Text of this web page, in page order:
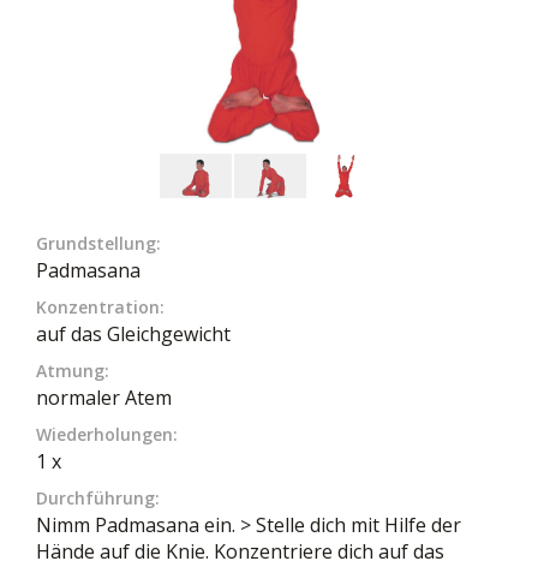
Grundstellung:
Padmasana
Konzentration:
auf das Gleichgewicht
Atmung:
normaler Atem
Wiederholungen:
1 x
Durchführung:
Nimm Padmasana ein. > Stelle dich mit Hilfe der
Hände auf die Knie. Konzentriere dich auf das